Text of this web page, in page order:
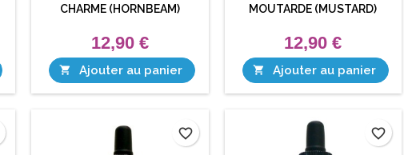
CHARME (HORNBEAM)
12,90 €
 Ajouter au panier
MOUTARDE (MUSTARD)
12,90 €
 Ajouter au panier
favorite_border favorite_border